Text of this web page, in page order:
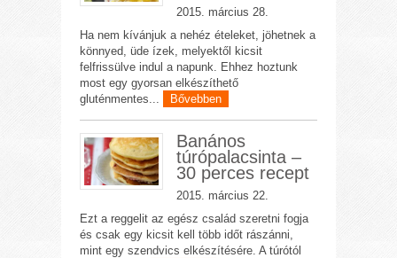
2015. március 28.
Ha nem kívánjuk a nehéz ételeket, jöhetnek a
könnyed, üde ízek, melyektől kicsit
felfrissülve indul a napunk. Ehhez hoztunk
most egy gyorsan elkészíthető
gluténmentes...
Bővebben
Banános
túrópalacsinta –
30 perces recept
2015. március 22.
Ezt a reggelit az egész család szeretni fogja
és csak egy kicsit kell több időt rászánni,
mint egy szendvics elkészítésére. A túrótól